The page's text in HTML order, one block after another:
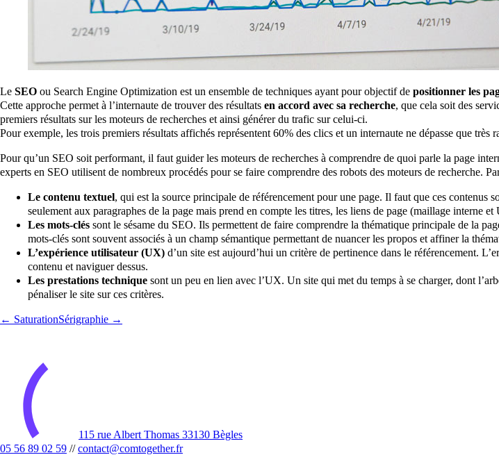
Le SEO ou Search Engine Optimization est un ensemble de techniques ayant pour objectif de positionner les
Cette approche permet à l’internaute de trouver des résultats en accord avec sa recherche, que cela soit des
premiers résultats sur les moteurs de recherches et ainsi générer du trafic sur celui-ci.
Pour exemple, les trois premiers résultats affichés représentent 60% des clics et un internaute ne dépasse que très
Pour qu’un SEO soit performant, il faut guider les moteurs de recherches à comprendre de quoi parle la page
experts en SEO utilisent de nombreux procédés pour se faire comprendre des robots des moteurs de recherche.
Le contenu textuel, qui est la source principale de référencement pour une page. Il faut que ces contenus
seulement aux paragraphes de la page mais prend en compte les titres, les liens de page (maillage interne
Les mots-clés sont le sésame du SEO. Ils permettent de faire comprendre la thématique principale de la
mots-clés sont souvent associés à un champ sémantique permettant de nuancer les propos et affiner la
L’expérience utilisateur (UX) d’un site est aujourd’hui un critère de pertinence dans le référencement.
contenu et naviguer dessus.
Les prestations technique sont un peu en lien avec l’UX. Un site qui met du temps à se charger, dont
pénaliser le site sur ces critères.
← SaturationSérigraphie →
115 rue Albert Thomas 33130 Bègles
05 56 89 02 59 // contact@comtogether.fr